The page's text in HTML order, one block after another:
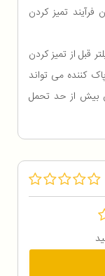
فرآیند تمیز کردن
قبل از تمیز کردن
کننده می تواند
بیش از حد تحمل